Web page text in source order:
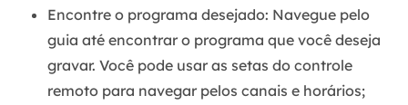
Encontre o programa desejado: Navegue pelo
guia até encontrar o programa que você deseja
gravar. Você pode usar as setas do controle
remoto para navegar pelos canais e horários;